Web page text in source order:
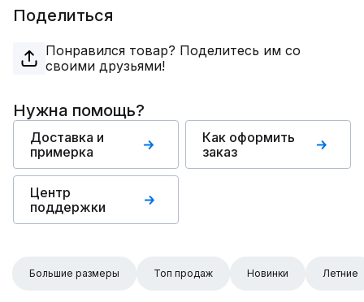
Поделиться
Понравился товар? Поделитесь им со
своими друзьями!
Нужна помощь?
Доставка и
примерка
Как оформить
заказ
Центр
поддержки
Большие размеры Топ продаж Новинки Летние